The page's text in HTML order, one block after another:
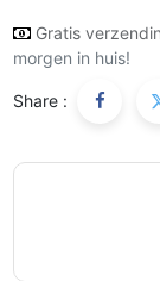
Gratis
morgen in huis!
Share :